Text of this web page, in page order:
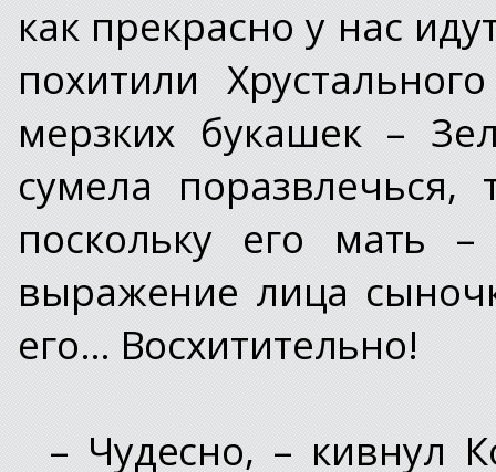
как прекрасно у нас
похитили
мерзких букашек –
сумела
поскольку его мать
выражение лица
его… Восхитительно!
– Чудесно, – кивнул